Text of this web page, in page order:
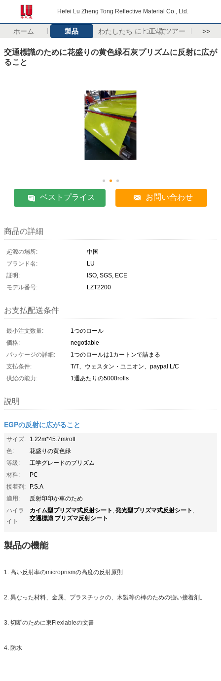
Hefei Lu Zheng Tong Reflective Material Co., Ltd.
ホーム 製品 わたしたち に つい て工場 ツアー >>
交通標識のために花盛りの黄色緑石灰プリズムに反射に広が
ること
ベストプライス お問い合わせ
商品の詳細
起源の場所:
中国
ブランド名:
LU
証明:
ISO, SGS, ECE
モデル番号:
LZT2200
お支払配送条件
最小注文数量:
1つのロール
価格:
negotiable
パッケージの詳細:
1つのロールは1カートンで詰まる
支払条件:
T/T、ウェスタン・ユニオン、paypal L/C
供給の能力:
1週あたりの5000rolls
説明
EGPの反射に広がること
サイズ:
1.22m*45.7m/roll
色:
花盛りの黄色緑
等級:
工学グレードのプリズム
材料:
PC
接着剤:
P.S.A
適用:
反射印印か車のため
ハイラ
イト:
カイム型プリズマ式反射シート , 発光型プリズマ式反射シート ,
交通標識 プリズマ反射シート
製品の機能
1. 高い反射率のmicroprismの高度の反射原則
2. 異なった材料、金属、プラスチックの、木製等の棒のための強い接着剤。
3. 切断のために東Flexiableの文書
4. 防水